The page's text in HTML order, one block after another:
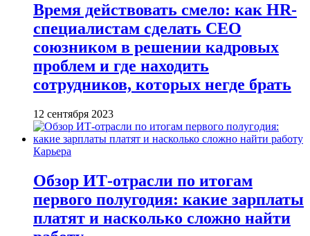
Время действовать смело: как HR-
специалистам сделать CEO
союзником в решении кадровых
проблем и где находить
сотрудников, которых негде брать
12 сентября 2023
Карьера
Обзор ИТ-отрасли по итогам
первого полугодия: какие зарплаты
платят и насколько сложно найти